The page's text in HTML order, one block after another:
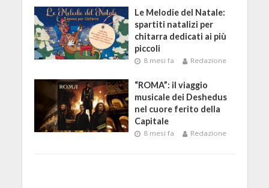
Le Melodie del Natale:
spartiti natalizi per
chitarra dedicati ai più
piccoli
8 mesi fa Redazione
“ROMA”: il viaggio
musicale dei Deshedus
nel cuore ferito della
Capitale
8 mesi fa Redazione